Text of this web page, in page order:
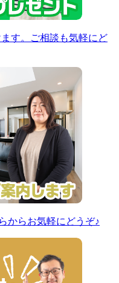
す。ご相談も気軽にど
からお気軽にどうぞ♪